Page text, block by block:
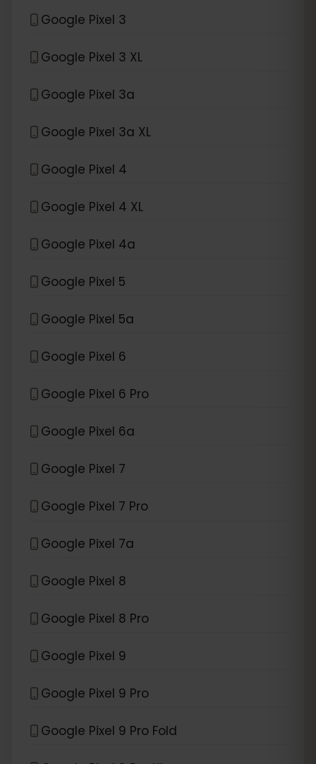
Google Pixel 3
Google Pixel 3 XL
Google Pixel 3a
Google Pixel 3a XL
Google Pixel 4
Google Pixel 4 XL
Google Pixel 4a
Google Pixel 5
Google Pixel 5a
Google Pixel 6
Google Pixel 6 Pro
Google Pixel 6a
Google Pixel 7
Google Pixel 7 Pro
Google Pixel 7a
Google Pixel 8
Google Pixel 8 Pro
Google Pixel 9
Google Pixel 9 Pro
Google Pixel 9 Pro Fold